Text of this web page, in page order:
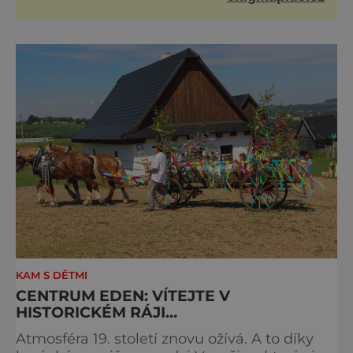
KAM S DĚTMI
CENTRUM EDEN: VÍTEJTE V
HISTORICKÉM RÁJI…
Atmosféra 19. století znovu ožívá. A to díky